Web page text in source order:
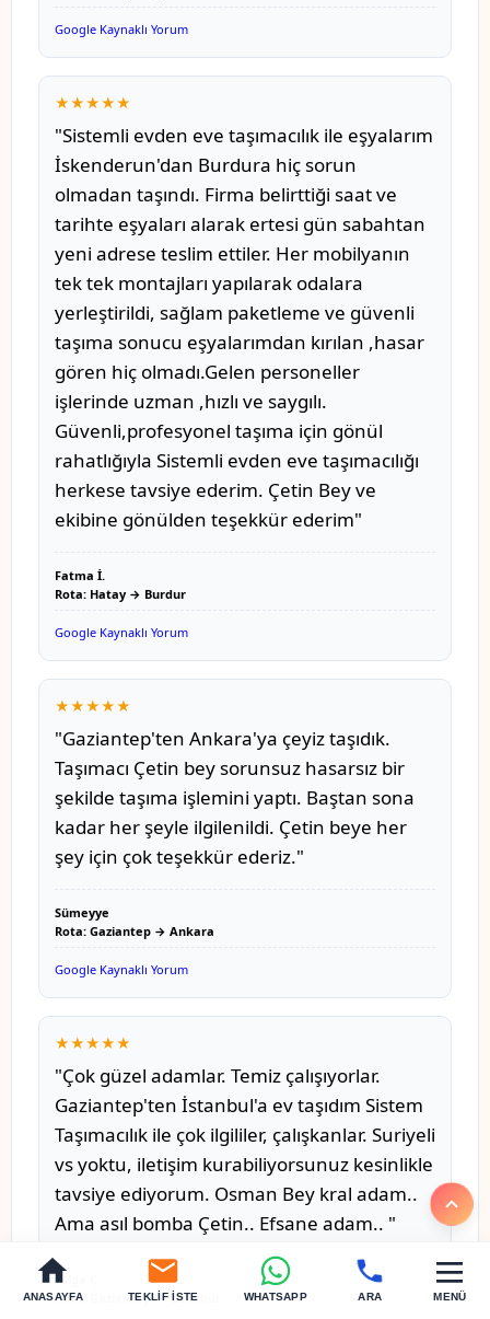
ANASAYFA TEKLIF İSTE WHATSAPP ARA MENÜ
Google Kaynaklı Yorum
★★★★★
"Sistemli evden eve taşımacılık ile eşyalarım
İskenderun'dan Burdura hiç sorun
olmadan taşındı. Firma belirttiği saat ve
tarihte eşyaları alarak ertesi gün sabahtan
yeni adrese teslim ettiler. Her mobilyanın
tek tek montajları yapılarak odalara
yerleştirildi, sağlam paketleme ve güvenli
taşıma sonucu eşyalarımdan kırılan ,hasar
gören hiç olmadı.Gelen personeller
işlerinde uzman ,hızlı ve saygılı.
Güvenli,profesyonel taşıma için gönül
rahatlığıyla Sistemli evden eve taşımacılığı
herkese tavsiye ederim. Çetin Bey ve
ekibine gönülden teşekkür ederim"
Fatma İ.
Rota: Hatay → Burdur
Google Kaynaklı Yorum
★★★★★
"Gaziantep'ten Ankara'ya çeyiz taşıdık.
Taşımacı Çetin bey sorunsuz hasarsız bir
şekilde taşıma işlemini yaptı. Baştan sona
kadar her şeyle ilgilenildi. Çetin beye her
şey için çok teşekkür ederiz."
Sümeyye
Rota: Gaziantep → Ankara
Google Kaynaklı Yorum
★★★★★
"Çok güzel adamlar. Temiz çalışıyorlar.
Gaziantep'ten İstanbul'a ev taşıdım Sistem
Taşımacılık ile çok ilgililer, çalışkanlar. Suriyeli
vs yoktu, iletişim kurabiliyorsunuz kesinlikle
tavsiye ediyorum. Osman Bey kral adam..
Ama asıl bomba Çetin.. Efsane adam.. "
Tolga Ç.
Rota: Gaziantep → İstanbul